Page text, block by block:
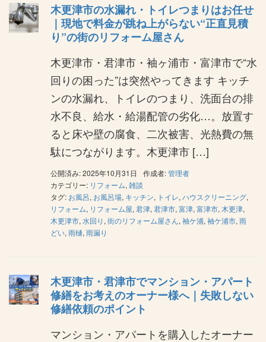
木更津市の水漏れ・トイレつまりはお任せ
｜現地で料金が跳ね上がらない“正直見積
り”の街のリフォーム屋さん
木更津市・君津市・袖ヶ浦市・富津市で“水
回りの困った”は突然やってきます キッチ
ンの水漏れ、トイレのつまり、洗面台の排
水不良、給水・給湯配管の劣化…。放置す
ると床や壁の腐食、二次被害、光熱費の無
駄につながります。木更津市 […]
公開済み: 2025年10月31日 作成者:管理者
カテゴリー: リフォーム, 雑談
タグ: お風呂, お風呂場, キッチン, トイレ, ハウスクリーニング,
リフォーム, リフォーム屋, 君津, 君津市, 富津, 富津市, 木更津,
木更津市, 水回り , 街のリフォーム屋さん, 袖ケ浦, 袖ケ浦市, 雨
どい, 雨樋, 雨漏り
木更津市・君津市でマンション・アパート
修繕をお考えのオーナー様へ｜失敗しない
修繕依頼のポイント
マンション・アパートを購入したオーナー